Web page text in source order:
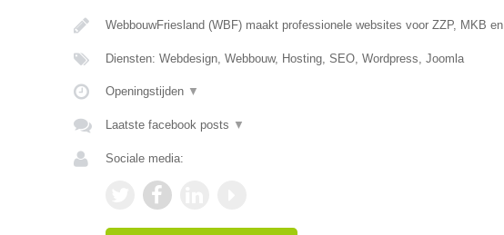
WebbouwFriesland (WBF) maakt professionele websites voor ZZP, MKB en
Diensten: Webdesign, Webbouw, Hosting, SEO, Wordpress, Joomla
Openingstijden ▼
Laatste facebook posts ▼
Sociale media: